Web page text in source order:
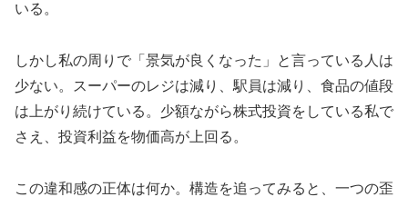
いる。
しかし私の周りで「景気が良くなった」と言っている人は
少ない。スーパーのレジは減り、駅員は減り、食品の値段
は上がり続けている。少額ながら株式投資をしている私で
さえ、投資利益を物価高が上回る。
この違和感の正体は何か。構造を追ってみると、一つの歪